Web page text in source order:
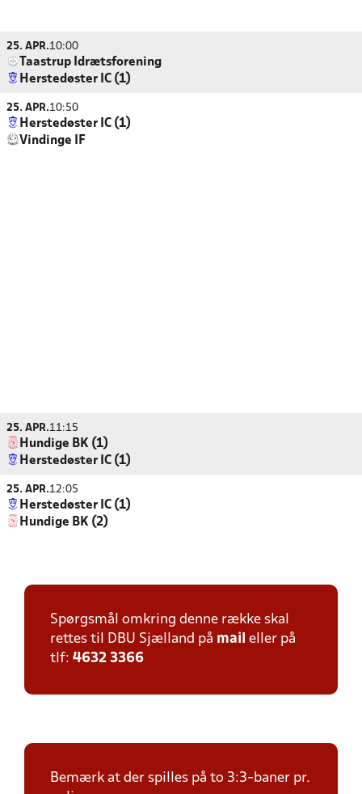
25. APR.10:00
Taastrup Idrætsforening
Herstedøster IC (1)
25. APR.10:50
Herstedøster IC (1)
Vindinge IF
25. APR.11:15
Hundige BK (1)
Herstedøster IC (1)
25. APR.12:05
Herstedøster IC (1)
Hundige BK (2)
Spørgsmål omkring denne række skal
rettes til DBU Sjælland på mail eller på
tlf: 4632 3366
Bemærk at der spilles på to 3:3-baner pr.